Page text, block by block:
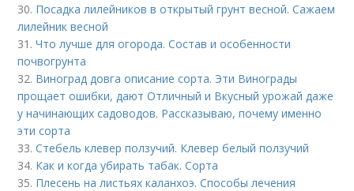
30. Посадка лилейников в открытый грунт весной. Сажаем
лилейник весной
31.Что лучше для огорода. Состав и особенности
почвогрунта
32. Виноград довга описание сорта. Эти Винограды
прощает ошибки, дают Отличный и Вкусный урожай даже
у начинающих садоводов. Рассказываю, почему именно
эти сорта
33.Стебель клевер ползучий. Клевер белый ползучий
34. Как и когда убирать табак. Сорта
35. Плесень на листьях каланхоэ. Способы лечения